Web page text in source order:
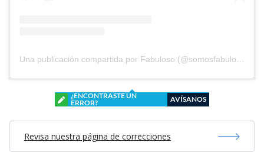
Una publicación compartida por Fabuloso (@somosfabuloso)
¿ENCONTRASTE UN
ERROR?
AVÍSANOS
Revisa nuestra página de correcciones